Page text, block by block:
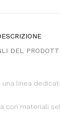
DEL
una linea
con materiali